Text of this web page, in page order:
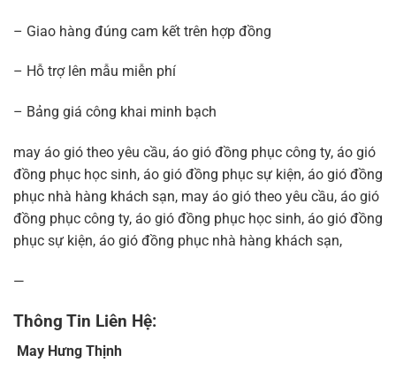
– Giao hàng đúng cam kết trên hợp đồng
– Hỗ trợ lên mẫu miễn phí
– Bảng giá công khai minh bạch
may áo gió theo yêu cầu, áo gió đồng phục công ty, áo gió
đồng phục học sinh, áo gió đồng phục sự kiện, áo gió đồng
phục nhà hàng khách sạn, may áo gió theo yêu cầu, áo gió
đồng phục công ty, áo gió đồng phục học sinh, áo gió đồng
phục sự kiện, áo gió đồng phục nhà hàng khách sạn,
—
Thông Tin Liên Hệ:
May Hưng Thịnh